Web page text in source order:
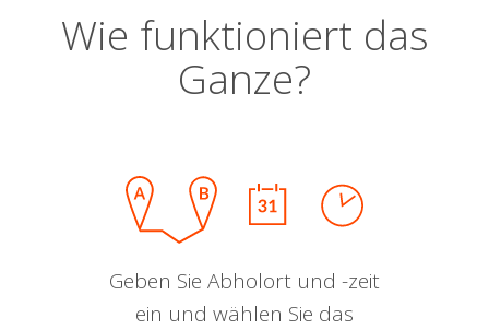
Wie funktioniert das
Ganze?
Geben Sie Abholort und -zeit
ein und wählen Sie das